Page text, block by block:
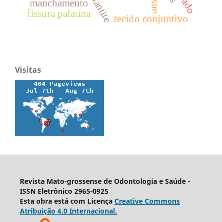
manchamento
tecido conjuntivo
fissura palatina
Visitas
Revista Mato-grossense de Odontologia e Saúde -
ISSN Eletrônico 2965-0925
Esta obra está com Licença Creative Commons
Atribuição 4.0 Internacional.